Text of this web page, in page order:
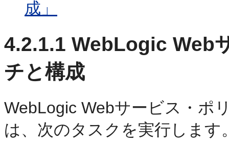
成」
4.2.1.1 WebLogic Web
チと構成
WebLogic Webサービス・ポ
は、次のタスクを実行します